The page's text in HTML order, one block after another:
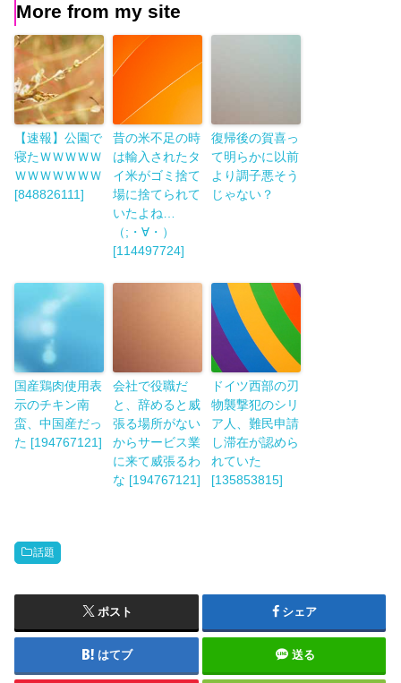
More from my site
【速報】公園で
寝たＷＷＷＷＷ
ＷＷＷＷＷＷＷ
[848826111]
昔の米不足の時
は輸入されたタ
イ米がゴミ捨て
場に捨てられて
いたよね…
（;・∀・）
[114497724]
復帰後の賀喜っ
て明らかに以前
より調子悪そう
じゃない？
国産鶏肉使用表
示のチキン南
蛮、中国産だっ
た [194767121]
会社で役職だ
と、辞めると威
張る場所がない
からサービス業
に来て威張るわ
な [194767121]
ドイツ西部の刃
物襲撃犯のシリ
ア人、難民申請
し滞在が認めら
れていた
[135853815]
話題
ポスト シェア
はてブ 送る